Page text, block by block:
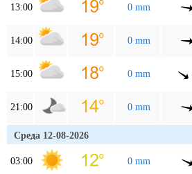
13:00 0 mm
14:00 0 mm
15:00 0 mm
21:00 0 mm
Среда 12-08-2026
03:00 0 mm